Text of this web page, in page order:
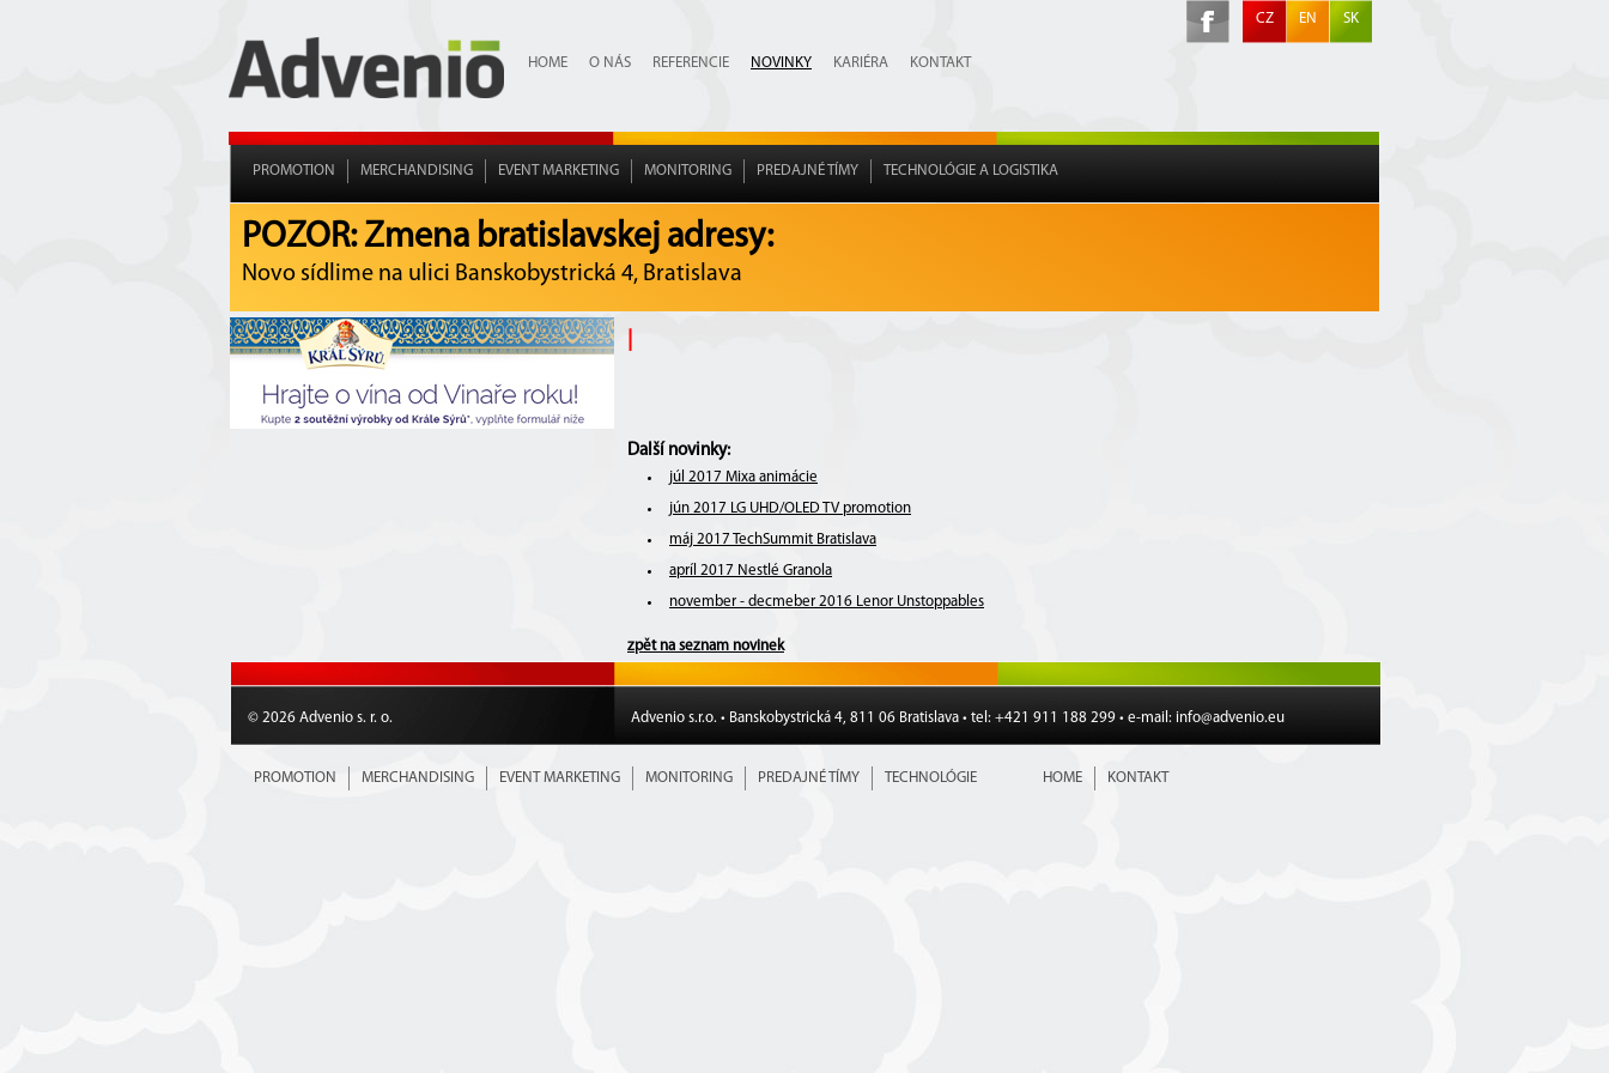
HOME O NÁS REFERENCIE NOVINKY KARIÉRA KONTAKT
CZ EN SK
PROMOTION MERCHANDISING EVENT MARKETING MONITORING PREDAJNÉ TÍMY TECHNOLÓGIE A LOGISTIKA
POZOR: Zmena bratislavskej adresy:
Novo sídlime na ulici Banskobystrická 4, Bratislava
Další novinky:
júl 2017 Mixa animácie
jún 2017 LG UHD/OLED TV promotion
máj 2017 TechSummit Bratislava
apríl 2017 Nestlé Granola
november - decmeber 2016 Lenor Unstoppables
zpět na seznam novinek
© 2026 Advenio s. r. o. Advenio s.r.o. • Banskobystrická 4, 811 06 Bratislava • tel: +421 911 188 299 • e-mail: info@advenio.eu
PROMOTION MERCHANDISING EVENT MARKETING MONITORING PREDAJNÉ TÍMY TECHNOLÓGIE HOME KONTAKT